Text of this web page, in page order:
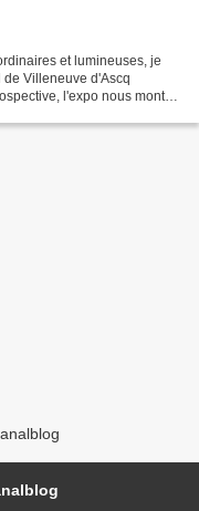
et lumineuses, je
Villeneuve d'Ascq
l'expo nous montre